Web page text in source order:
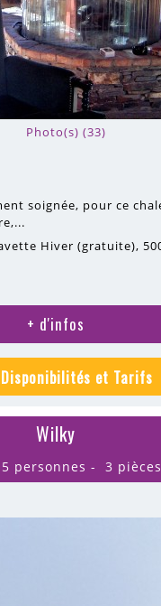
Photo(s) (33)
soignée, pour ce
Hiver (gratuite)
+ d'infos
Disponibilités et Tarifs
Wilky
5 personnes 3 pièces